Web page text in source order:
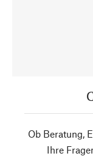
Ob Beratung,
Ihre